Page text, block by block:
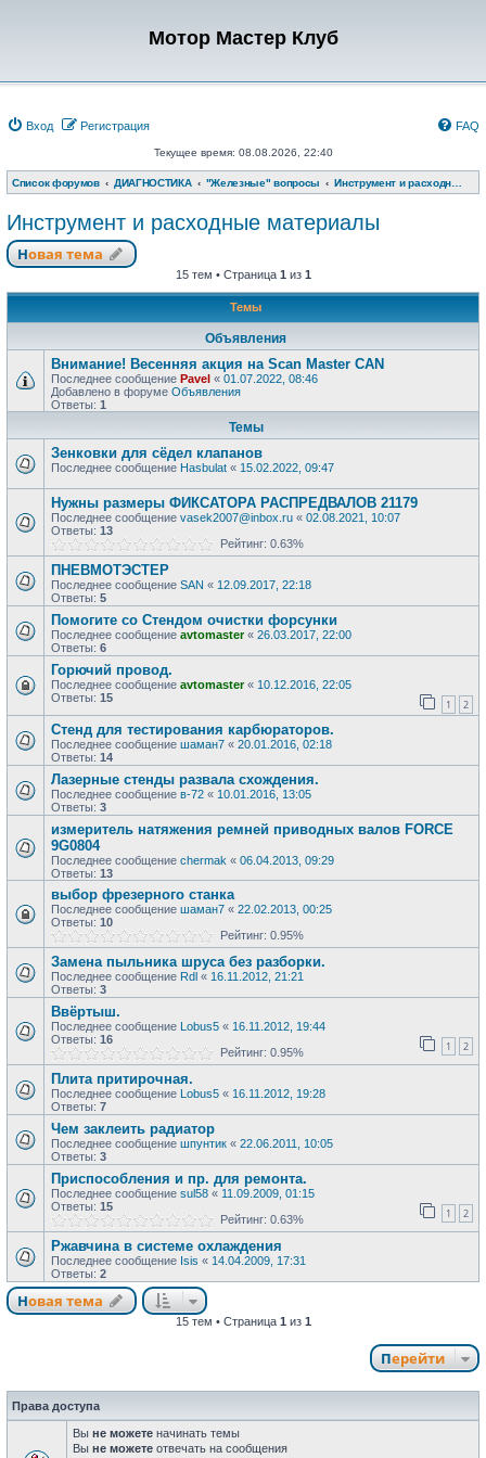
Мотор Мастер Клуб
Вход Регистрация FAQ
Текущее время: 08.08.2026, 22:40
Список форумов ДИАГНОСТИКА "Железные" вопросы
Инструмент и расходные материалы
Новая тема
15 тем • Страница 1 из 1
Темы
Объявления
Внимание! Весенняя акция на Scan Master CAN
Последнее сообщение Pavel « 01.07.2022, 08:46
Добавлено в форуме Объявления
Ответы: 1
Темы
Зенковки для сёдел клапанов
Последнее сообщение Hasbulat « 15.02.2022, 09:47
Нужны размеры ФИКСАТОРА РАСПРЕДВАЛОВ 21179
Последнее сообщение vasek2007@inbox.ru « 02.08.2021, 10:07
Ответы: 13
Рейтинг: 0.63%
ПНЕВМОТЭСТЕР
Последнее сообщение SAN « 12.09.2017, 22:18
Ответы: 5
Помогите со Стендом очистки форсунки
Последнее сообщение avtomaster« 26.03.2017, 22:00
Ответы: 6
Горючий провод.
Последнее сообщение avtomaster« 10.12.2016, 22:05
Ответы: 15 1 2
Стенд для тестирования карбюраторов.
Последнее сообщение шаман7 « 20.01.2016, 02:18
Ответы: 14
Лазерные стенды развала схождения.
Последнее сообщение в-72 « 10.01.2016, 13:05
Ответы: 3
измеритель натяжения ремней приводных валов FORCE
9G0804
Последнее сообщение chermak « 06.04.2013, 09:29
Ответы: 13
выбор фрезерного станка
Последнее сообщение шаман7 « 22.02.2013, 00:25
Ответы: 10
Рейтинг: 0.95%
Замена пыльника шруса без разборки.
Последнее сообщение Rdl « 16.11.2012, 21:21
Ответы: 3
Ввёртыш.
Последнее сообщение Lobus5 « 16.11.2012, 19:44
Ответы: 16 1 2
Рейтинг: 0.95%
Плита притирочная.
Последнее сообщение Lobus5 « 16.11.2012, 19:28
Ответы: 7
Чем заклеить радиатор
Последнее сообщение шпунтик « 22.06.2011, 10:05
Ответы: 3
Приспособления и пр. для ремонта.
Последнее сообщение sul58 « 11.09.2009, 01:15
Ответы: 15 1 2
Рейтинг: 0.63%
Ржавчина в системе охлаждения
Последнее сообщение Isis « 14.04.2009, 17:31
Ответы: 2
Новая тема
15 тем • Страница 1 из 1
Перейти
Права доступа
Вы не можете начинать темы
Вы не можете отвечать на сообщения